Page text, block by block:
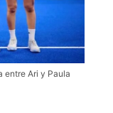
entre Ari y Paula